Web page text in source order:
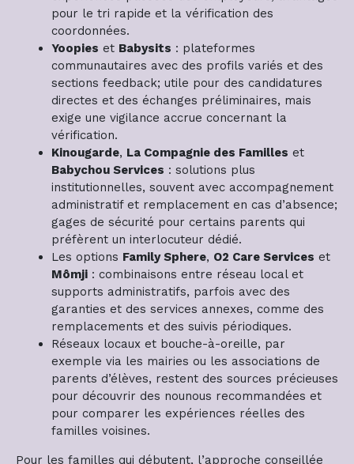
pour le tri rapide et la vérification des
coordonnées.
Yoopies et Babysits : plateformes
communautaires avec des profils variés et des
sections feedback; utile pour des candidatures
directes et des échanges préliminaires, mais
exige une vigilance accrue concernant la
vérification.
Kinougarde, La Compagnie des Familles et
Babychou Services : solutions plus
institutionnelles, souvent avec accompagnement
administratif et remplacement en cas d’absence;
gages de sécurité pour certains parents qui
préfèrent un interlocuteur dédié.
Les options Family Sphere, O2 Care Services et
Mômji : combinaisons entre réseau local et
supports administratifs, parfois avec des
garanties et des services annexes, comme des
remplacements et des suivis périodiques.
Réseaux locaux et bouche-à-oreille, par
exemple via les mairies ou les associations de
parents d’élèves, restent des sources précieuses
pour découvrir des nounous recommandées et
pour comparer les expériences réelles des
familles voisines.
Pour les familles qui débutent, l’approche conseillée